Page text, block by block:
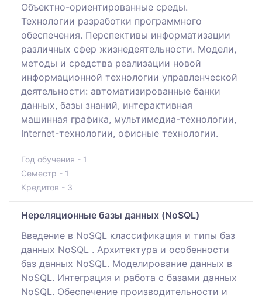
Объектно-ориентированные среды.
Технологии разработки программного
обеспечения. Перспективы информатизации
различных сфер жизнедеятельности. Модели,
методы и средства реализации новой
информационной технологии управленческой
деятельности: автоматизированные банки
данных, базы знаний, интерактивная
машинная графика, мультимедиа-технологии,
Internet-технологии, офисные технологии.
Год обучения - 1
Семестр - 1
Кредитов - 3
Нереляционные базы данных (NoSQL)
Введение в NoSQL классификация и типы баз
данных NoSQL . Архитектура и особенности
баз данных NoSQL. Моделирование данных в
NoSQL. Интеграция и работа с базами данных
NoSQL. Обеспечение производительности и